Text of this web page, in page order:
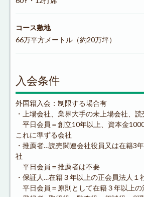
コース敷地
66万平方メートル（約20万坪）
入会条件
外国籍入会：制限する場合有
・上場会社、業界大手の未上場会社、
平日会員＝創立10年以上、資本金
これに準ずる会社
・推薦者…読売関連会社役員又は在籍3
社
平日会員＝推薦者は不要
・保証人…在籍３年以上の正会員法人１
平日会員＝原則として在籍３年以上の